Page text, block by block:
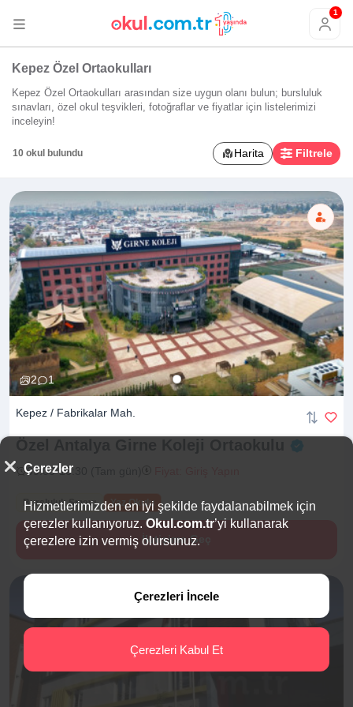
1
Kepez Özel Ortaokulları
Kepez Özel Ortaokulları arasından size uygun olanı bulun; bursluluk
sınavları, özel okul teşvikleri, fotoğraflar ve fiyatlar için listelerimizi
inceleyin!
10 okul bulundu Harita Filtrele
2 1
Kepez / Fabrikalar Mah.
09:00-16:30 (Tam gün)
Bursluluk Sınavı Yaz Okulu
İletişime Geç
Çerezler
Hizmetlerimizden en iyi şekilde faydalanabilmek için
çerezler kullanıyoruz. Okul.com.tr’yi kullanarak
çerezlere izin vermiş olursunuz.
Çerezleri İncele
Çerezleri Kabul Et